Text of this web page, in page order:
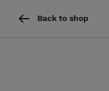
Back to shop